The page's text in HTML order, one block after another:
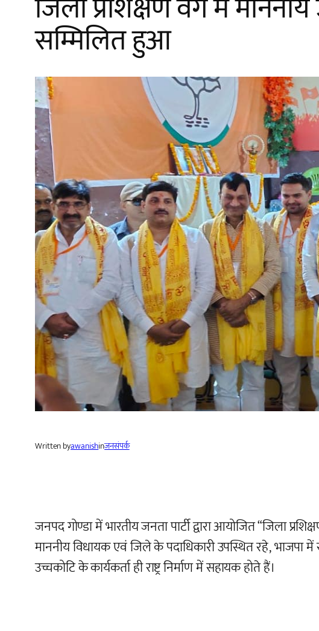
सम्मिलित हुआ
Written byawanishinजनसंपर्क
जनपद गोण्डा में भारतीय जनता पार्टी द्वारा आयोजित “जिला
माननीय विधायक एवं जिले के पदाधिकारी उपस्थित रहे, भाजपा में
उच्चकोटि के कार्यकर्ता ही राष्ट्र निर्माण में सहायक होते हैं।